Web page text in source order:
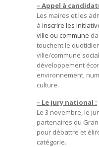
– Appel à
Les maires et les
à inscrire les
ville ou commune
touchent le
ville/commune
développement
environnement,
culture.
– Le jury national :
Le 3 novembre, le
partenaires du
pour débattre et
catégorie.